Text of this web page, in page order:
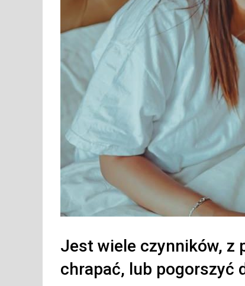
Jest wiele czynników, z
chrapać, lub pogorszyć